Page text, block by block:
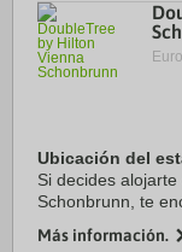
Ubicación del
Si decides
Schonbrunn, te
Viena y a apenas
Más información.